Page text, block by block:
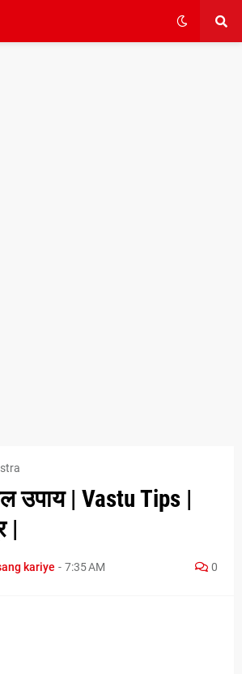
उपाय | Vastu Tips |
|
kariye - 7:35 AM 0